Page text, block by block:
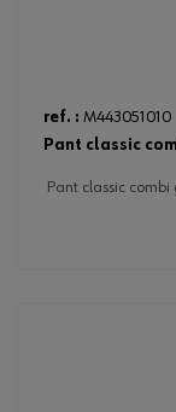
ref. : M443051010
pant classic
pant classic